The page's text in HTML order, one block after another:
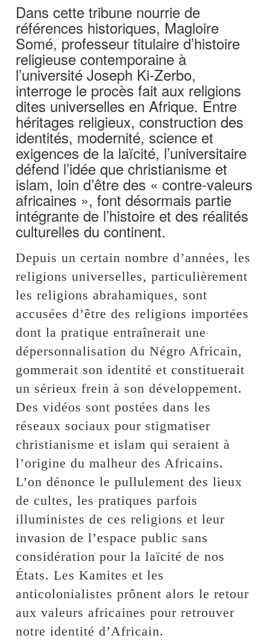
Dans cette tribune nourrie de
références historiques, Magloire
Somé, professeur titulaire d’histoire
religieuse contemporaine à
l’université Joseph Ki-Zerbo,
interroge le procès fait aux religions
dites universelles en Afrique. Entre
héritages religieux, construction des
identités, modernité, science et
exigences de la laïcité, l’universitaire
défend l’idée que christianisme et
islam, loin d’être des « contre-valeurs
africaines », font désormais partie
intégrante de l’histoire et des réalités
culturelles du continent.
Depuis un certain nombre d’années, les
religions universelles, particulièrement
les religions abrahamiques, sont
accusées d’être des religions importées
dont la pratique entraînerait une
dépersonnalisation du Négro Africain,
gommerait son identité et constituerait
un sérieux frein à son développement.
Des vidéos sont postées dans les
réseaux sociaux pour stigmatiser
christianisme et islam qui seraient à
l’origine du malheur des Africains.
L’on dénonce le pullulement des lieux
de cultes, les pratiques parfois
illuministes de ces religions et leur
invasion de l’espace public sans
considération pour la laïcité de nos
États. Les Kamites et les
anticolonialistes prônent alors le retour
aux valeurs africaines pour retrouver
notre identité d’Africain.